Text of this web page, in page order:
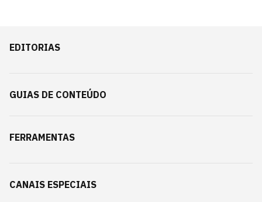
EDITORIAS
GUIAS DE CONTEÚDO
FERRAMENTAS
CANAIS ESPECIAIS